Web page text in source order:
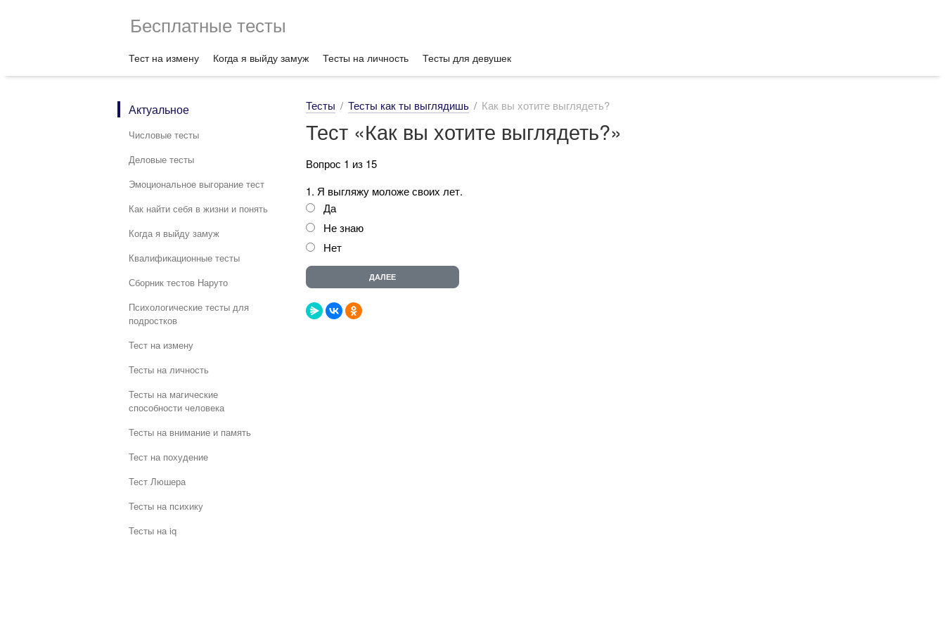
Бесплатные тесты
Тест на измену Когда я выйду замуж Тесты на личность Тесты для девушек
Актуальное
Числовые тесты
Деловые тесты
Эмоциональное выгорание тест
Как найти себя в жизни и понять
Когда я выйду замуж
Квалификационные тесты
Сборник тестов Наруто
Психологические тесты для
подростков
Тест на измену
Тесты на личность
Тесты на магические
способности человека
Тесты на внимание и память
Тест на похудение
Тест Люшера
Тесты на психику
Тесты на iq
Тесты Тесты как ты выглядишь Как вы хотите выглядеть?
Тест «Как вы хотите выглядеть?»
Вопрос 1 из 15
1. Я выгляжу моложе своих лет.
Да
Не знаю
Нет